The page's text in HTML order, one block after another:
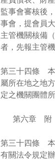
監事會審核後
事會，提會員
主管機關核備
者，先報主管機
第三十四條 本
屬所在地之地
定之機關團體所
第六章
第三十四條 本
有關法令規定辦